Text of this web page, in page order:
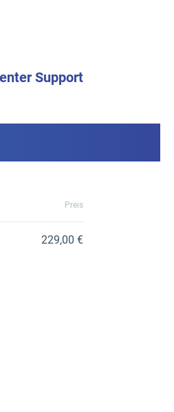
Support
Preis
229,00 €